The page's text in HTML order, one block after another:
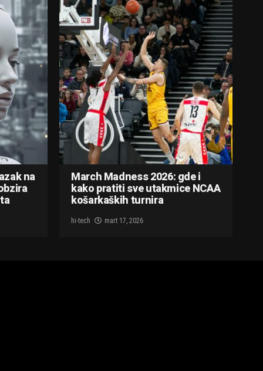
na March Madness 2026: gde i
kako pratiti sve utakmice NCAA
košarkaških turnira
hi-tech mart 17, 2026